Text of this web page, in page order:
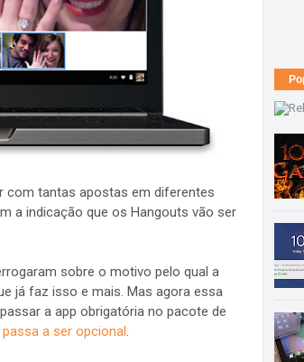
com tantas apostas em diferentes
a indicação que os Hangouts vão ser
sobre o motivo pelo qual a
já faz isso e mais. Mas agora essa
a app obrigatória no pacote de
a ser opcional.